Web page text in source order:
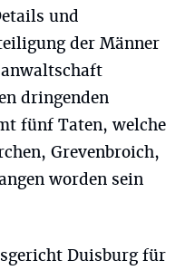
und
der Männer
dringenden
fünf Taten, welche
Grevenbroich,
worden sein
Duisburg für